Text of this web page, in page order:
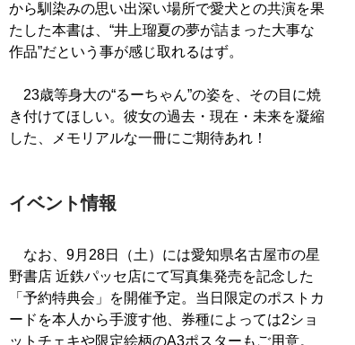
から馴染みの思い出深い場所で愛犬との共演を果
たした本書は、“井上瑠夏の夢が詰まった大事な
作品”だという事が感じ取れるはず。
23歳等身大の“るーちゃん”の姿を、その目に焼
き付けてほしい。彼女の過去・現在・未来を凝縮
した、メモリアルな一冊にご期待あれ！
イベント情報
なお、9月28日（土）には愛知県名古屋市の星
野書店 近鉄パッセ店にて写真集発売を記念した
「予約特典会」を開催予定。当日限定のポストカ
ードを本人から手渡す他、券種によっては2ショ
ットチェキや限定絵柄のA3ポスターもご用意。